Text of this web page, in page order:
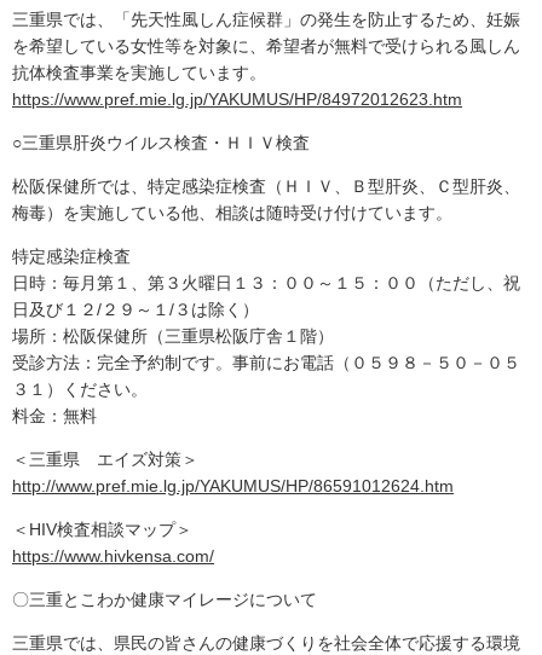
三重県では、「先天性風しん症候群」の発生を防止するため、妊娠
を希望している女性等を対象に、希望者が無料で受けられる風しん
抗体検査事業を実施しています。
https://www.pref.mie.lg.jp/YAKUMUS/HP/84972012623.htm
○三重県肝炎ウイルス検査・ＨＩＶ検査
松阪保健所では、特定感染症検査（ＨＩＶ、Ｂ型肝炎、Ｃ型肝炎、
梅毒）を実施している他、相談は随時受け付けています。
特定感染症検査
日時：毎月第１、第３火曜日１３：００～１５：００（ただし、祝
日及び１２/２９～１/３は除く）
場所：松阪保健所（三重県松阪庁舎１階）
受診方法：完全予約制です。事前にお電話（０５９８－５０－０５
３１）ください。
料金：無料
＜三重県 エイズ対策＞
http://www.pref.mie.lg.jp/YAKUMUS/HP/86591012624.htm
＜HIV検査相談マップ＞
https://www.hivkensa.com/
〇三重とこわか健康マイレージについて
三重県では、県民の皆さんの健康づくりを社会全体で応援する環境